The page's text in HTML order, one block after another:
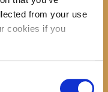
from your use
cookies if you